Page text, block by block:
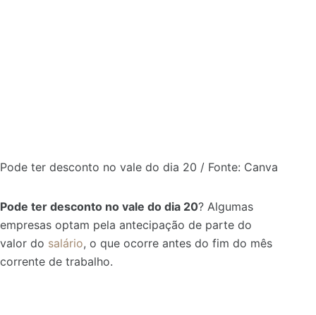
Pode ter desconto no vale do dia 20 / Fonte: Canva
Pode ter desconto no vale do dia 20? Algumas
empresas optam pela antecipação de parte do
valor do salário, o que ocorre antes do fim do mês
corrente de trabalho.